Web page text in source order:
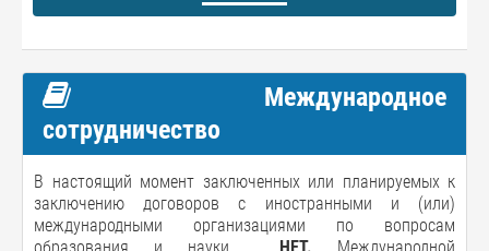
Международное
сотрудничество
В настоящий момент заключенных или планируемых к
заключению договоров с иностранными и (или)
международными организациями по вопросам